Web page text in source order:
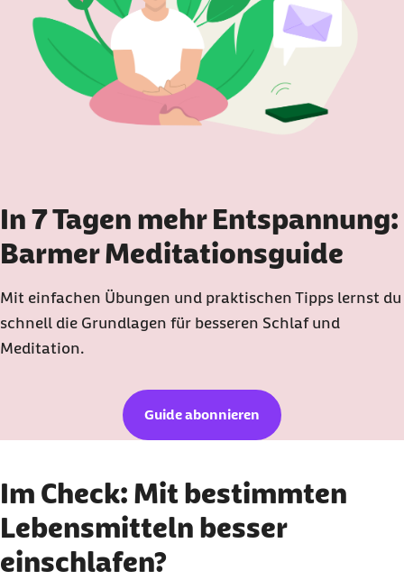
In 7 Tagen mehr Entspannung:
Barmer Meditationsguide
Mit einfachen Übungen und praktischen Tipps lernst du
schnell die Grundlagen für besseren Schlaf und
Meditation.
Guide abonnieren
Im Check: Mit bestimmten
Lebensmitteln besser
einschlafen?